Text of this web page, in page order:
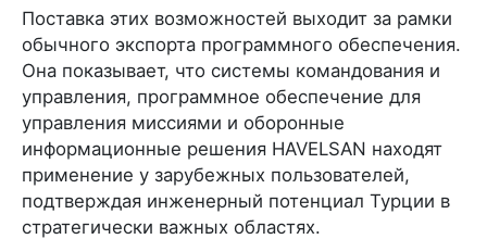
Поставка этих возможностей выходит за рамки
обычного экспорта программного обеспечения.
Она показывает, что системы командования и
управления, программное обеспечение для
управления миссиями и оборонные
информационные решения HAVELSAN находят
применение у зарубежных пользователей,
подтверждая инженерный потенциал Турции в
стратегически важных областях.